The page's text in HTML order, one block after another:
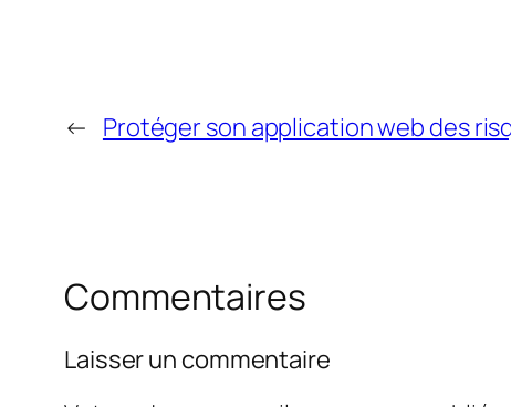
← Protéger son application web des
Commentaires
Laisser un commentaire